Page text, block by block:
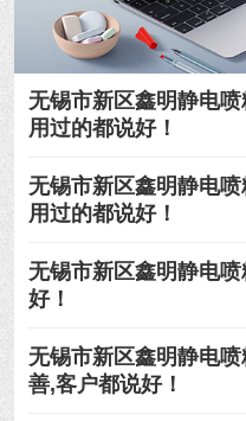
无锡市新区鑫明静电
用过的都说好！
无锡市新区鑫明静电
用过的都说好！
无锡市新区鑫明静电
好！
无锡市新区鑫明静电
善,客户都说好！